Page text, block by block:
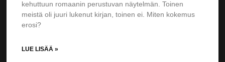
kehuttuun romaanin perustuvan näytelmän. Toinen
meistä oli juuri lukenut kirjan, toinen ei. Miten kokemus
erosi?
LUE LISÄÄ »